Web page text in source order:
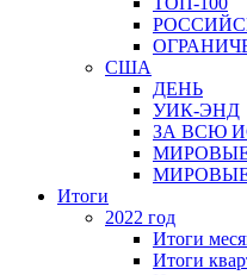
США
ДЕНЬ
УИК-ЭНД
ЗА ВСЮ
Итоги
2022 год
Итоги
Итоги